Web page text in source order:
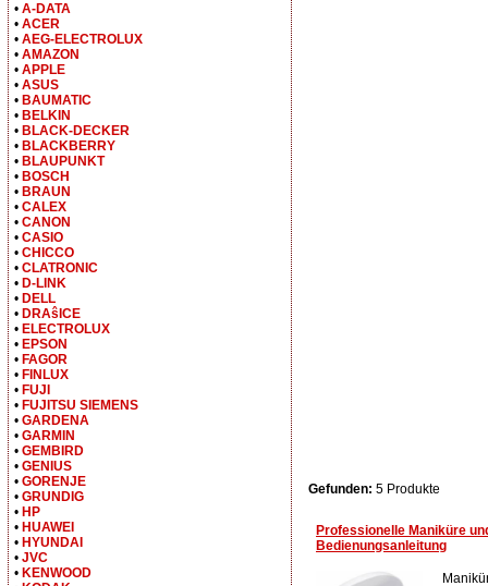
Gefunden: 5 Produkte
Professionelle Maniküre
Bedienungsanleitung
• A-DATA
• ACER
• AEG-ELECTROLUX
• AMAZON
• APPLE
• ASUS
• BAUMATIC
• BELKIN
• BLACK-DECKER
• BLACKBERRY
• BLAUPUNKT
• BOSCH
• BRAUN
• CALEX
• CANON
• CASIO
• CHICCO
• CLATRONIC
• D-LINK
• DELL
• DRAŝICE
• ELECTROLUX
• EPSON
• FAGOR
• FINLUX
• FUJI
• FUJITSU SIEMENS
• GARDENA
• GARMIN
• GEMBIRD
• GENIUS
• GORENJE
• GRUNDIG
• HP
• HUAWEI
• HYUNDAI
• JVC
• KENWOOD